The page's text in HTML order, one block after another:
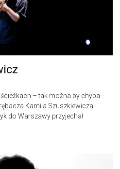
– tak można by chyba
Kamila Szuszkiewicza.
do Warszawy przyjechał